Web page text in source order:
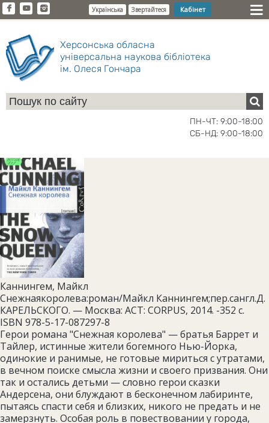
Українська Звертайтеся Кабінет
Херсонська обласна
універсальна наукова бібліотека
ім. Олеся Гончара
ПН-ЧТ: 9:00-18:00
СБ-НД: 9:00-18:00
Каннингем, Майкл
Снежнаякоролева:роман/Майкл Каннингем;пер.сангл.Д.
КАРЕЛЬСКОГО. — Москва: ACT: CORPUS, 2014. -352 с.
ISBN 978-5-17-087297-8
Герои романа "Снежная королева" — братья Баррет и
Тайлер, истинные жители богемного Нью-Йорка,
одинокие и ранимые, не готовые мириться с утратами,
в вечном поиске смысла жизни и своего призвания. Они
так и остались детьми — словно герои сказки
Андерсена, они блуждают в бесконечном лабиринте,
пытаясь спасти себя и близких, никого не предать и не
замерзнуть. Особая роль в повествовании у города,